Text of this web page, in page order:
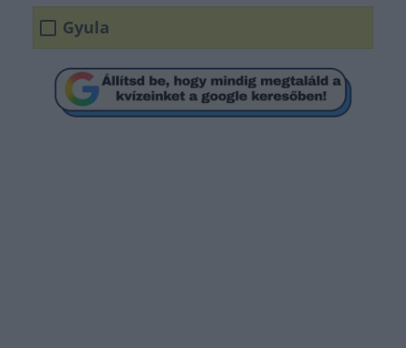
Gyula